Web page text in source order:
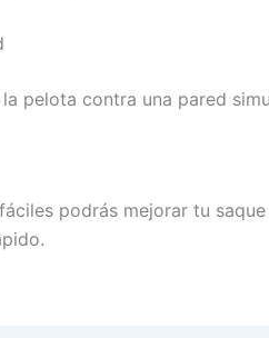
pelota contra una pared
podrás mejorar tu